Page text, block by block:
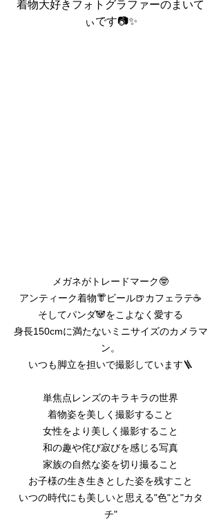
着物大好きフォトグラファーのまいて
ぃです📷✨
メガネがトレードマーク🤓
アンティーク着物👘ビール🍺カフェラテ☕️
そしてパンダ🐼をこよなく愛する
身長150cmに満たないミニサイズのカメラマ
ン。
いつも脚立を担いで撮影しています🪜
単焦点レンズのキラキラの世界
着物姿を美しく撮影すること
​女性をより美しく撮影すること
和の趣や侘び寂びを感じる写真
家族の自然な姿を切り撮ること
お子様の生き生きとした姿を残すこと
いつの時代にも美しいと思える"色"と"カタ
チ"